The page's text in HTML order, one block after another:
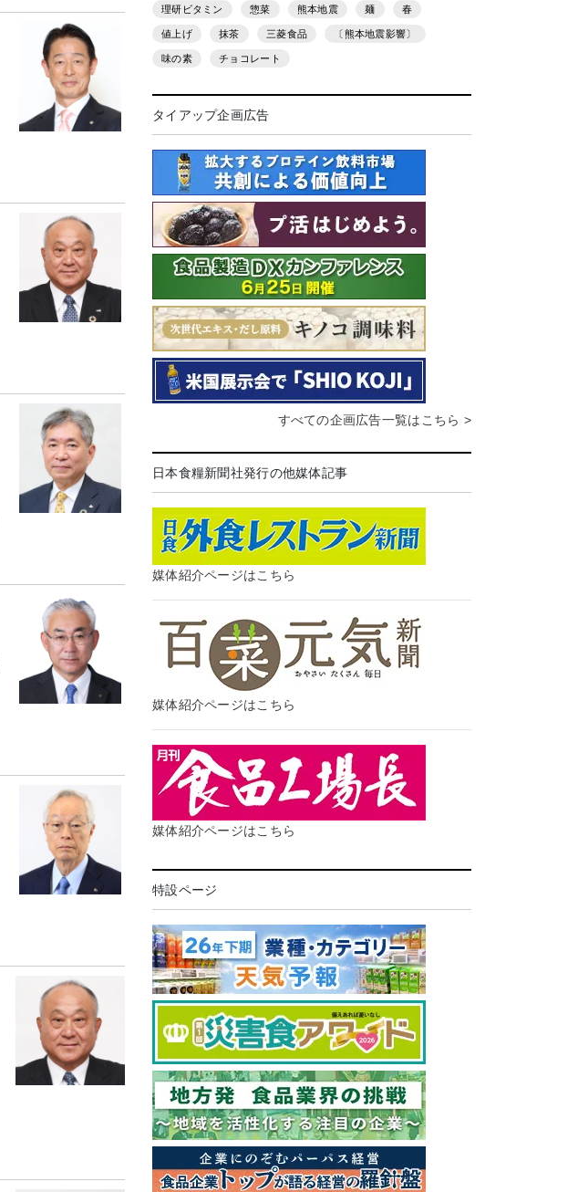
理研ビタミン 惣菜 熊本地震 麺 春
値上げ 抹茶 三菱食品 〔熊本地震影響〕
味の素 チョコレート
タイアップ企画広告
すべての企画広告一覧はこちら >
日本食糧新聞社発行の他媒体記事
媒体紹介ページはこちら
媒体紹介ページはこちら
媒体紹介ページはこちら
特設ページ